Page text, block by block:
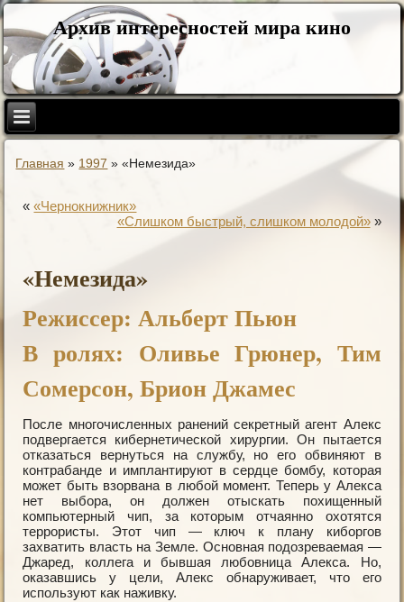
Архив интересностей мира кино
Главная » 1997 »«Немезида»
««Чернокнижник»
«Слишком быстрый, слишком молодой»»
«Немезида»
Режиссер: Альберт Пьюн
В ролях: Оливье Грюнер, Тим
Сомерсон, Брион Джамес
После многочисленных ранений секретный агент Алекс
подвергается кибернетической хирургии. Он пытается
отказаться вернуться на службу, но его обвиняют в
контрабанде и имплантируют в сердце бомбу, которая
может быть взорвана в любой момент. Теперь у Алекса
нет выбора, он должен отыскать похищенный
компьютерный чип, за которым отчаянно охотятся
террористы. Этот чип — ключ к плану киборгов
захватить власть на Земле. Основная подозреваемая —
Джаред, коллега и бывшая любовница Алекса. Но,
оказавшись у цели, Алекс обнаруживает, что его
используют как наживку.